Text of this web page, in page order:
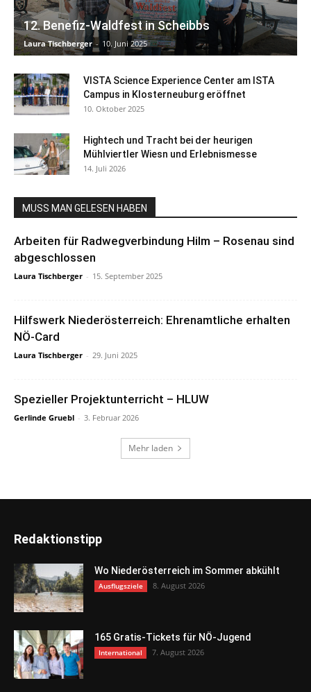
12. Benefiz-Waldfest in Scheibbs
Laura Tischberger - 10. Juni 2025
VISTA Science Experience Center am ISTA
Campus in Klosterneuburg eröffnet
10. Oktober 2025
Hightech und Tracht bei der heurigen
Mühlviertler Wiesn und Erlebnismesse
14. Juli 2026
MUSS MAN GELESEN HABEN
Arbeiten für Radwegverbindung Hilm – Rosenau sind
abgeschlossen
Laura Tischberger - 15. September 2025
Hilfswerk Niederösterreich: Ehrenamtliche erhalten
NÖ-Card
Laura Tischberger - 29. Juni 2025
Spezieller Projektunterricht – HLUW
Gerlinde Gruebl - 3. Februar 2026
Mehr laden
Redaktionstipp
Wo Niederösterreich im Sommer abkühlt
Ausflugsziele 8. August 2026
165 Gratis-Tickets für NÖ-Jugend
International 7. August 2026